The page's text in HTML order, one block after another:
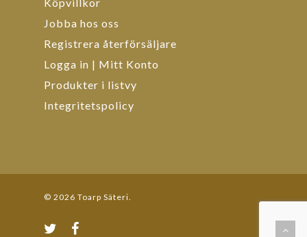
Jobba hos oss
Registrera återförsäljare
Logga in | Mitt Konto
Produkter i listvy
Integritetspolicy
© 2026 Toarp Säteri.